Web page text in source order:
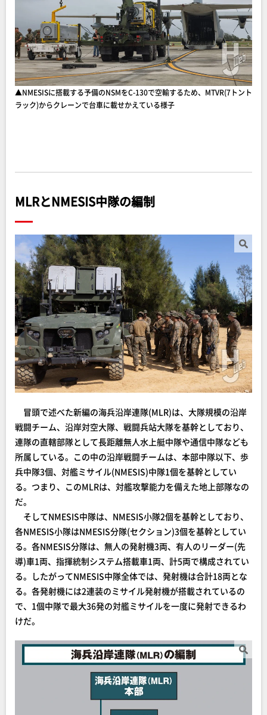
▲NMESISに搭載する予備のNSMをC-130で空輸するため、MTVR(7トント
ラック)からクレーンで台車に載せかえている様子
MLRとNMESIS中隊の編制
冒頭で述べた新編の海兵沿岸連隊(MLR)は、大隊規模の沿岸
戦闘チーム、沿岸対空大隊、戦闘兵站大隊を基幹としており、
連隊の直轄部隊として長距離無人水上艇中隊や通信中隊なども
所属している。この中の沿岸戦闘チームは、本部中隊以下、歩
兵中隊3個、対艦ミサイル(NMESIS)中隊1個を基幹としてい
る。つまり、このMLRは、対艦攻撃能力を備えた地上部隊なの
だ。
そしてNMESIS中隊は、NMESIS小隊2個を基幹としており、
各NMESIS小隊はNMESIS分隊(セクション)3個を基幹としてい
る。各NMESIS分隊は、無人の発射機3両、有人のリーダー(先
導)車1両、指揮統制システム搭載車1両、計5両で構成されてい
る。したがってNMESIS中隊全体では、発射機は合計18両とな
る。各発射機には2連装のミサイル発射機が搭載されているの
で、1個中隊で最大36発の対艦ミサイルを一度に発射できるわ
けだ。